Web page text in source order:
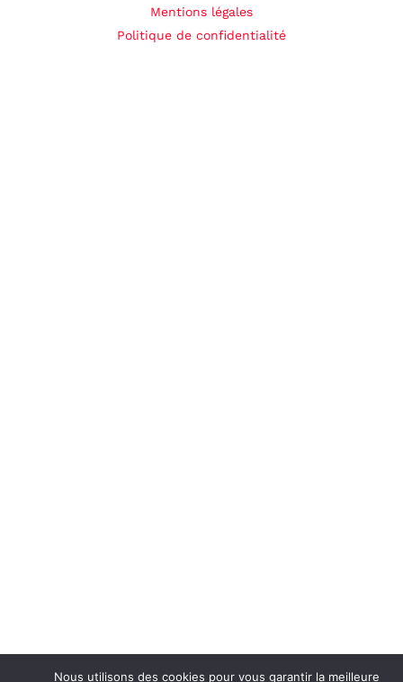
Mentions légales
Politique de confidentialité
Nous utilisons des cookies pour vous garantir la meilleure